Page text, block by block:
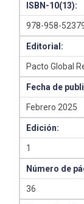
ISBN-10(13):
978-958-
Editorial:
Pacto Global
Fecha de
Febrero 2025
Edición:
1
Número de
36